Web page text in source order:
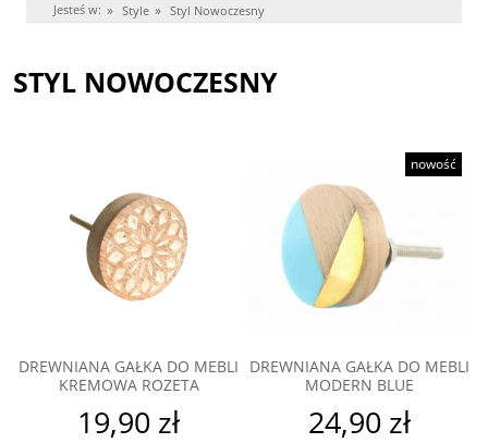
Jesteś w: » Style » Styl Nowoczesny
STYL NOWOCZESNY
DREWNIANA GAŁKA DO MEBLI
KREMOWA ROZETA
19,90 zł
DREWNIANA GAŁKA DO MEBLI
MODERN BLUE
24,90 zł
nowość